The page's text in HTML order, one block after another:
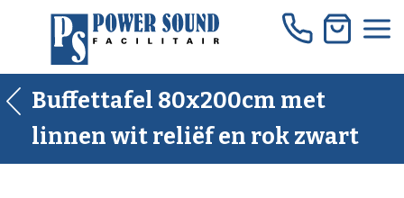
Buffettafel 80x200cm met
linnen wit reliëf en rok zwart